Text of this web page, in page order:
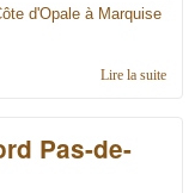
d'Opale à Marquise
Lire la suitede
Pas-de-